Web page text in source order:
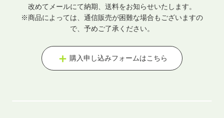
改めてメールにて納期、送料をお知らせいたします。
※商品によっては、通信販売が困難な場合もございますの
で、予めご了承ください。
購入申し込みフォームはこちら